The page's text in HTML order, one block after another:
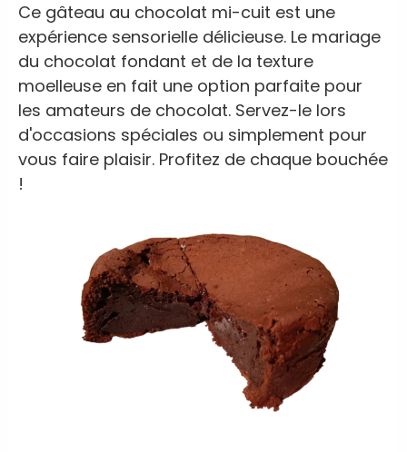
Ce gâteau au chocolat mi-cuit est une
expérience sensorielle délicieuse. Le mariage
du chocolat fondant et de la texture
moelleuse en fait une option parfaite pour
les amateurs de chocolat. Servez-le lors
d'occasions spéciales ou simplement pour
vous faire plaisir. Profitez de chaque bouchée
!